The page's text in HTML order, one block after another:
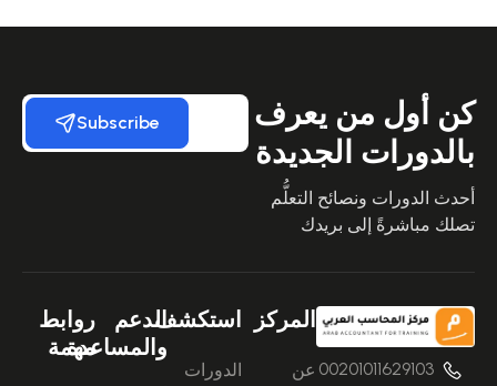
كن أول من يعرف
بالدورات الجديدة
أحدث الدورات ونصائح التعلُّم
تصلك مباشرةً إلى بريدك
Subscribe
00201011629103
المركز
عن
استكشف
الدورات
الدعم
والمساعدة
روابط
مهمة